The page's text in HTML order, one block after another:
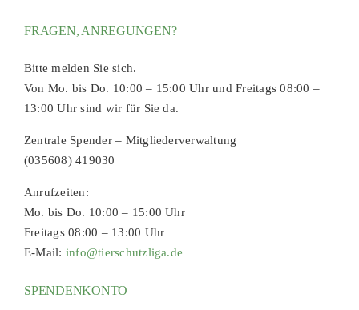
FRAGEN, ANREGUNGEN?
Bitte melden Sie sich.
Von Mo. bis Do. 10:00 – 15:00 Uhr und Freitags 08:00 –
13:00 Uhr sind wir für Sie da.
Zentrale Spender – Mitgliederverwaltung
(035608) 419030
Anrufzeiten:
Mo. bis Do. 10:00 – 15:00 Uhr
Freitags 08:00 – 13:00 Uhr
E-Mail: info@tierschutzliga.de
SPENDENKONTO